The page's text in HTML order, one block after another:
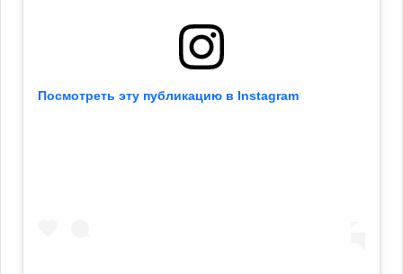
Посмотреть эту публикацию в Instagram